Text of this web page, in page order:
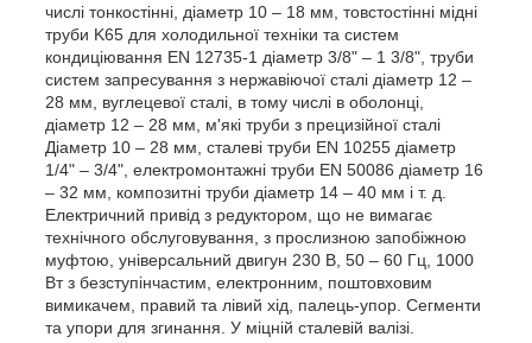
числі тонкостінні, діаметр 10 – 18 мм, товстостінні мідні
труби K65 для холодильної техніки та систем
кондиціювання EN 12735-1 діаметр 3/8" – 1 3/8", труби
систем запресування з нержавіючої сталі діаметр 12 –
28 мм, вуглецевої сталі, в тому числі в оболонці,
діаметр 12 – 28 мм, м'які труби з прецизійної сталі
Діаметр 10 – 28 мм, сталеві труби EN 10255 діаметр
1/4" – 3/4", електромонтажні труби EN 50086 діаметр 16
– 32 мм, композитні труби діаметр 14 – 40 мм і т. д.
Електричний привід з редуктором, що не вимагає
технічного обслуговування, з прослизною запобіжною
муфтою, універсальний двигун 230 В, 50 – 60 Гц, 1000
Вт з безступінчастим, електронним, поштовховим
вимикачем, правий та лівий хід, палець-упор. Сегменти
та упори для згинання. У міцній сталевій валізі.